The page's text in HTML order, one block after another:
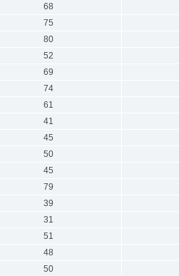
68
75
80
52
69
74
61
41
45
50
45
79
39
31
51
48
50